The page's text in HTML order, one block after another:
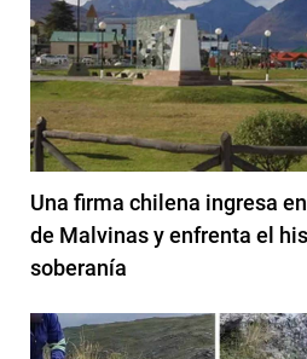
Una firma chilena ingresa
de Malvinas y enfrenta el
soberanía